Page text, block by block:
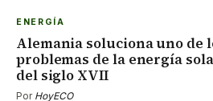
ENERGÍA
Alemania soluciona uno de
problemas de la energía
del siglo XVII
Por HoyECO